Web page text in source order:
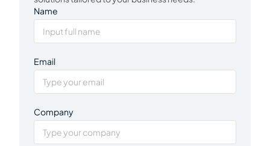
Name
Email
Company